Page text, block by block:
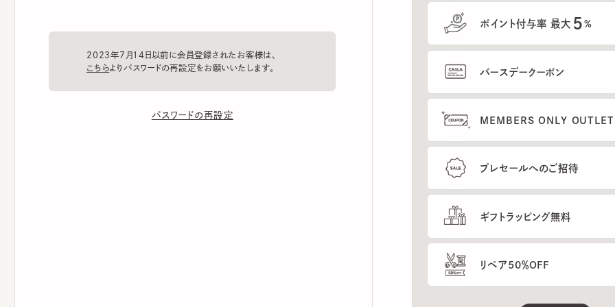
2023年7月14日以前に会員登録されたお客様は、
パスワードの再設定
ポイント付与率 最大 %
バースデークーポン
MEMBERS ONLY OUTLETのご
プレセールへのご招待
ギフトラッピング無料
リペア50％OFF